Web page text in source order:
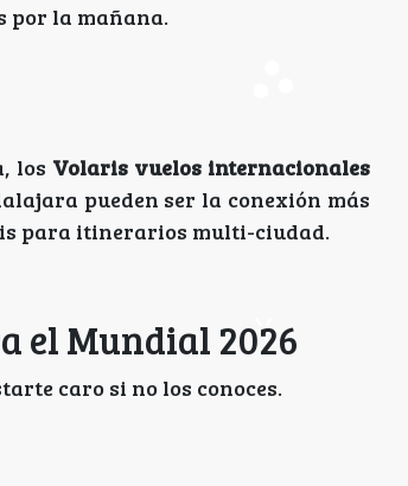
por la mañana.
los Volaris vuelos internacionales
pueden ser la conexión más
para itinerarios multi-ciudad.
el Mundial 2026
caro si no los conoces.